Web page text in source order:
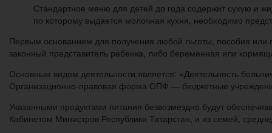
Стандартное меню для детей до года содержит сухую и
по которому выдается молочная кухня, необходимо
Первым основанием для получения любой льготы, пособия или
законный представитель ребенка, либо беременная или
Основным видом деятельности является: «Деятельность
Организационно-правовая форма ОПФ — бюджетные
Указанными продуктами питания безвозмездно будут
Кабинетом Министров Республики Татарстан, и из семей,